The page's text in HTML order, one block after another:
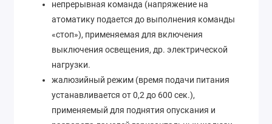
непрерывная команда (напряжение на
атоматику подается до выполнения команды
«стоп»), применяемая для включения
выключения освещения, др. электрической
нагрузки.
жалюзийный режим (время подачи питания
устанавливается от 0,2 до 600 сек.),
применяемый для поднятия опускания и